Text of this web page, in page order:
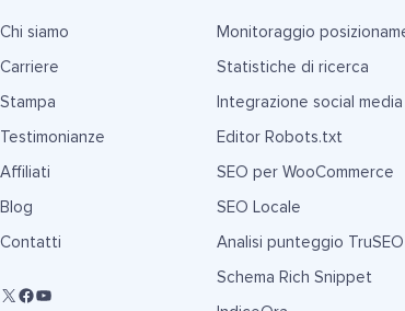
Chi siamo
Carriere
Stampa
Testimonianze
Affiliati
Blog
Contatti
Monitoraggio
Statistiche di ricerca
Integrazione social media
Editor Robots.txt
SEO per WooCommerce
SEO Locale
Analisi punteggio TruSEO
Schema Rich Snippet